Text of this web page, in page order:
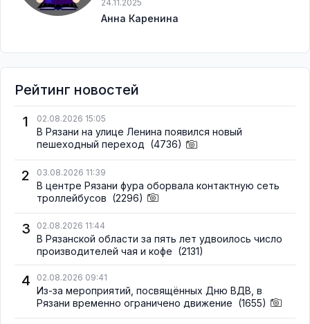
24.11.2025
Анна Каренина
Рейтинг новостей
1
02.08.2026 15:05
В Рязани на улице Ленина появился новый
пешеходный переход (4736)
2 03.08.2026 11:39
В центре Рязани фура оборвала контактную сеть
троллейбусов (2296)
3 02.08.2026 11:44
В Рязанской области за пять лет удвоилось число
производителей чая и кофе (2131)
4 02.08.2026 09:41
Из-за мероприятий, посвящённых Дню ВДВ, в
Рязани временно ограничено движение (1655)